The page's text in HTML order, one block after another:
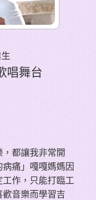
唱舞台
，都讓我非常開
痛」嘎嘎媽媽因
作，只能打臨工
音樂而學習吉